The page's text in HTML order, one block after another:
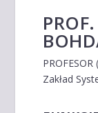
PROFESOR
Zakład